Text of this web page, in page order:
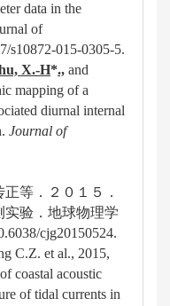
data in the
of
s10872-015-0305-5.
X.-H*., and
mapping of a
diurnal internal
Journal of
正等．２０１５．
实验．地球物理学
cjg20150524.
C.Z. et al., 2015,
coastal acoustic
of tidal currents in